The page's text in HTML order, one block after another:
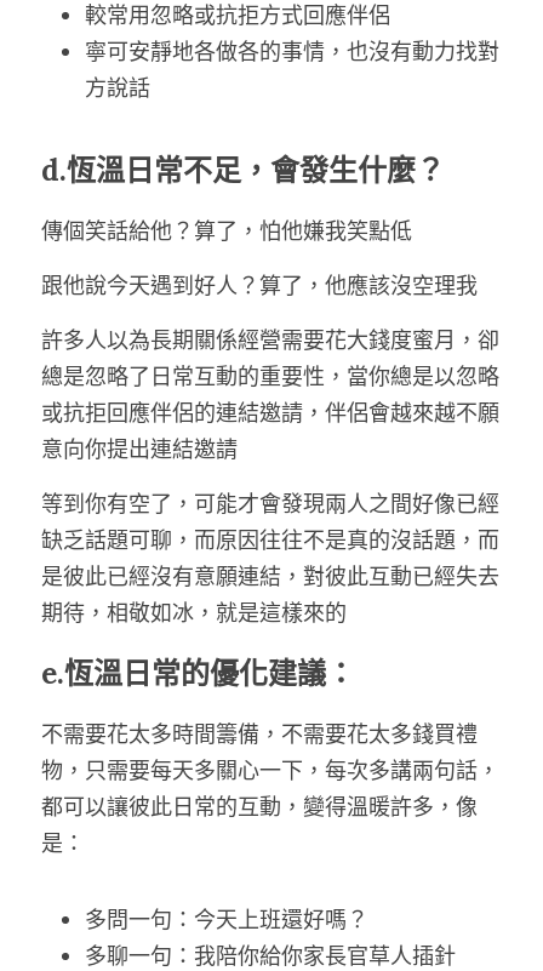
較常用忽略或抗拒方式回應伴侶
寧可安靜地各做各的事情，也沒有動力找對
方說話
d.恆溫日常不足，會發生什麼？
傳個笑話給他？算了，怕他嫌我笑點低
跟他說今天遇到好人？算了，他應該沒空理我
許多人以為長期關係經營需要花大錢度蜜月，卻
總是忽略了日常互動的重要性，當你總是以忽略
或抗拒回應伴侶的連結邀請，伴侶會越來越不願
意向你提出連結邀請
等到你有空了，可能才會發現兩人之間好像已經
缺乏話題可聊，而原因往往不是真的沒話題，而
是彼此已經沒有意願連結，對彼此互動已經失去
期待，相敬如冰，就是這樣來的
e.恆溫日常的優化建議：
不需要花太多時間籌備，不需要花太多錢買禮
物，只需要每天多關心一下，每次多講兩句話，
都可以讓彼此日常的互動，變得溫暖許多，像
是：
多問一句：今天上班還好嗎？
多聊一句：我陪你給你家長官草人插針